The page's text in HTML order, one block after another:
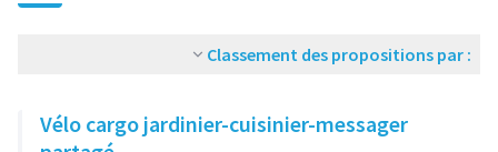
Classement des propositions par :
Vélo cargo jardinier-cuisinier-messager